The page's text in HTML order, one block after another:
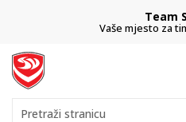
Team
Vaše mjesto za
Pretraži stranicu